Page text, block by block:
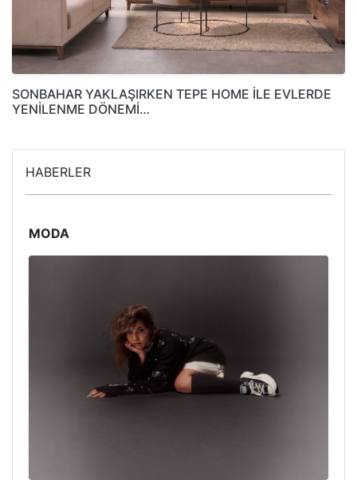
SONBAHAR YAKLAŞIRKEN TEPE HOME İLE EVLERDE
YENİLENME DÖNEMİ…
HABERLER
MODA